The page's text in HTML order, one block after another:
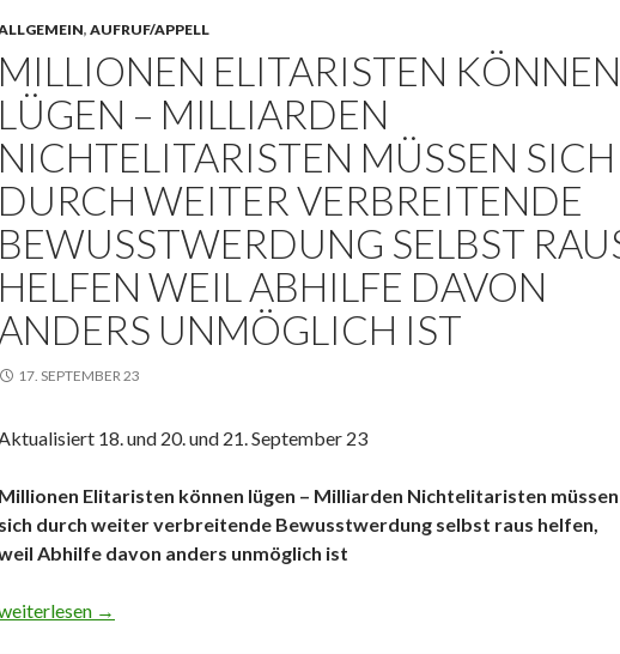
, AUFRUF/APPELL
MILLIONEN ELITARISTEN KÖNNEN
LÜGEN – MILLIARDEN
NICHTELITARISTEN MÜSSEN SICH
DURCH WEITER VERBREITENDE
BEWUSSTWERDUNG SELBST
HELFEN WEIL ABHILFE DAVON
UNMÖGLICH IST
17. SEPTEMBER 23
18. und 20. und 21. September 23
Millionen Elitaristen können lügen – Milliarden Nichtelitaristen müssen
sich durch weiter verbreitende Bewusstwerdung selbst raus helfen,
Abhilfe davon anders unmöglich ist
Elitaristen können lügen – Milliarden Nichtelitaristen müssen
→